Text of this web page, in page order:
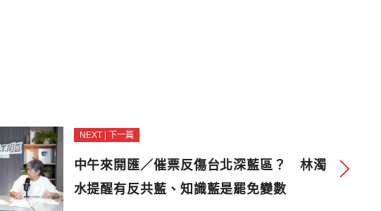
NEXT | 下一篇
中午來開匯／催票反傷台北深藍區？ 林濁
水提醒有反共藍、知識藍是罷免變數